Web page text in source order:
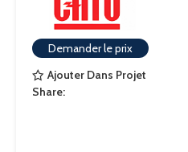
Demander le prix
Ajouter Dans Projet
Share: